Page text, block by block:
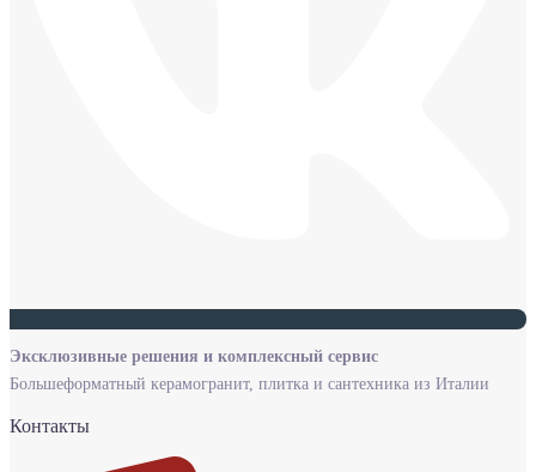
Эксклюзивные решения и комплексный сервис
Большеформатный керамогранит, плитка и сантехника из Италии
Контакты